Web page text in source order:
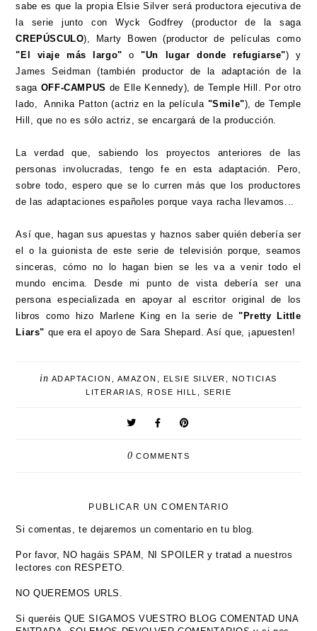
sabe es que la propia Elsie Silver será productora ejecutiva de
la serie junto con Wyck Godfrey (productor de la saga
CREPÚSCULO), Marty Bowen (productor de películas como
"El viaje más largo" o"Un lugar donde refugiarse") y
James Seidman (también productor de la adaptación de la
saga OFF-CAMPUS de Elle Kennedy), de Temple Hill. Por otro
lado, Annika Patton (actriz en la película "Smile"), de Temple
Hill, que no es sólo actriz, se encargará de la producción.
La verdad que, sabiendo los proyectos anteriores de las
personas involucradas, tengo fe en esta adaptación. Pero,
sobre todo, espero que se lo curren más que los productores
de las adaptaciones españoles porque vaya racha llevamos...
Así que, hagan sus apuestas y haznos saber quién debería ser
el o la guionista de este serie de televisión porque, seamos
sinceras, cómo no lo hagan bien se les va a venir todo el
mundo encima. Desde mi punto de vista debería ser una
persona especializada en apoyar al escritor original de los
libros como hizo Marlene King en la serie de"Pretty Little
Liars" que era el apoyo de Sara Shepard. Así que, ¡apuesten!
in ADAPTACION AMAZON ELSIE SILVER
NOTICIAS
LITERARIAS
ROSE HILL SERIE
0 COMMENTS
PUBLICAR UN COMENTARIO
Si comentas, te dejaremos un comentario en tu blog.
Por favor, NO hagáis SPAM, NI SPOILER y tratad a nuestros
lectores con RESPETO.
NO QUEREMOS URLS.
Si queréis QUE SIGAMOS VUESTRO BLOG COMENTAD UNA